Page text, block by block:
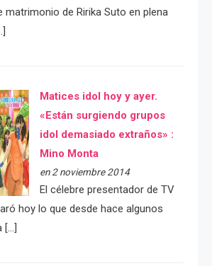
matrimonio de Ririka Suto en plena
Matices idol hoy y ayer.
«Están surgiendo grupos
idol demasiado extraños» :
Mino Monta
en 2 noviembre 2014
El célebre presentador de TV
hoy lo que desde hace algunos
[…]